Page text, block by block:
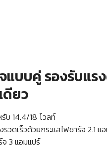
แบบคู่ รองรับแ
ดียว
บ 14.4/18 โวลท์
วดเร็วด้วยกระแสไฟชาร์จ 2.1 แ
จ 3 แอมแปร์